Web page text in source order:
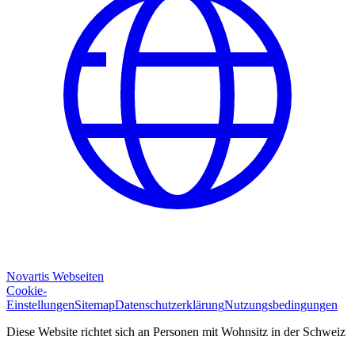
Novartis Webseiten
Cookie-
EinstellungenSitemapDatenschutzerklärungNutzungsbedingungen
Diese Website richtet sich an Personen mit Wohnsitz in der Schweiz